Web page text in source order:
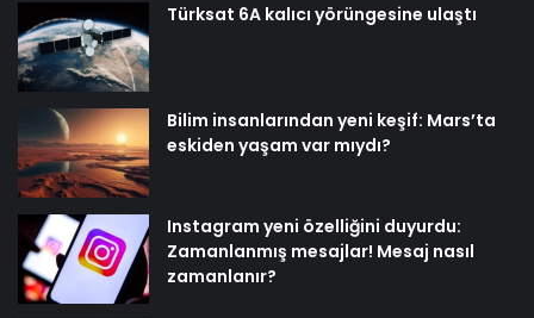
Türksat 6A kalıcı yörüngesine ulaştı
Bilim insanlarından yeni keşif: Mars’ta
eskiden yaşam var mıydı?
Instagram yeni özelliğini duyurdu:
Zamanlanmış mesajlar! Mesaj nasıl
zamanlanır?